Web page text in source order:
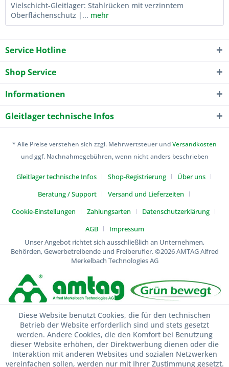
Vielschicht-Gleitlager: Stahlrücken mit verzinntem
Oberflächenschutz |... mehr
Service Hotline
Shop Service
Informationen
Gleitlager technische Infos
* Alle Preise verstehen sich zzgl. Mehrwertsteuer undVersandkosten
und ggf. Nachnahmegebühren, wenn nicht anders beschrieben
Gleitlager technische Infos Shop-Registrierung
Über uns
Beratung / Support
Versand und Lieferzeiten
Cookie-Einstellungen
Zahlungsarten
Datenschutzerklärung
AGB
Impressum
Unser Angebot richtet sich ausschließlich an Unternehmen,
Behörden, Gewerbetreibende und Freiberufler.©2026 AMTAG Alfred
Merkelbach Technologies AG
Diese Website benutzt Cookies, die für den technischen
Betrieb der Website erforderlich sind und stets gesetzt
werden. Andere Cookies, die den Komfort bei Benutzung
dieser Website erhöhen, der Direktwerbung dienen oder die
Interaktion mit anderen Websites und sozialen Netzwerken
vereinfachen sollen, werden nur mit Ihrer Zustimmung gesetzt.